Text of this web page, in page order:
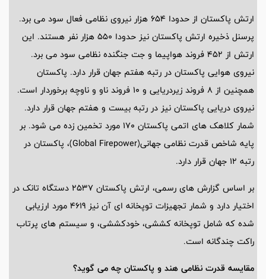
ارتش پاکستان از حدودا 654 هزار نیروی نظامی فعال سود می برد.
پرسنل ذخیره ارتش پاکستان نیز حدودا 550 هزار نفر هستند. این
ارتش از 452 فروند هواپیما و جت جنگنده نظامی سود می برد.
نیروی هوایی پاکستان در رتبه هفتم جهان قرار دارد. پاکستان
همچنین از 8 فروند زیردریایی و 10 فروند ناو و ناوچه برخوردار است.
نیروی دریایی پاکستان نیز در رتبه بیست و هفتم جهان قرار دارد.
شمار کلاهک های اتمی پاکستان 170 مورد تخمین زده می شود. بر
پایه شاخص قدرت نظامی جهانی(Global Firepower)، پاکستان در
رتبه 12 جهان قرار دارد.
بر اساس گزارش های رسمی، ارتش پاکستان 2537 دستگاه تانک در
اختیار دارد و شمار تجهیزات توپخانه ای آن نیز 4619 مورد ارزیابی
شده که شامل توپخانه کششی، خودکششی، و سیستم های پرتاب
راکت چندگانه است.
مقایسه قدرت نظامی هند و پاکستان چه می گوید؟